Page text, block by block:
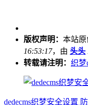
版权声明： 本站原
16:53:17，由 头头
转载请注明： 织梦
dedecms织梦安全设置